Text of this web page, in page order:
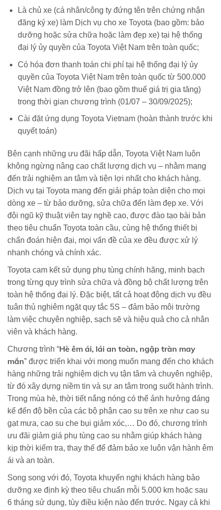
Là chủ xe (cá nhân/công ty đứng tên trên chứng nhận
đăng ký xe) làm Dịch vụ cho xe Toyota (bao gồm: bảo
dưỡng hoặc sửa chữa hoặc làm đẹp xe) tại hệ thống
đại lý ủy quyền của Toyota Việt Nam trên toàn quốc;
Có hóa đơn thanh toán chi phí tại hệ thống đại lý ủy
quyền của Toyota Việt Nam trên toàn quốc từ 500.000
Việt Nam đồng trở lên (bao gồm thuế giá trị gia tăng)
trong thời gian chương trình (01/07 – 30/09/2025);
Cài đặt ứng dụng Toyota Vietnam (hoàn thành trước khi
quyết toán)
Bên cạnh những ưu đãi hấp dẫn, Toyota Việt Nam luôn
không ngừng nâng cao chất lượng dịch vụ – nhằm mang
đến trải nghiệm an tâm và tiện lợi nhất cho khách hàng.
Dịch vụ tại Toyota mang đến giải pháp toàn diện cho mọi
dòng xe – từ bảo dưỡng, sửa chữa đến làm đẹp xe. Với
đội ngũ kỹ thuật viên tay nghề cao, được đào tạo bài bản
theo tiêu chuẩn Toyota toàn cầu, cùng hệ thống thiết bị
chẩn đoán hiện đại, mọi vấn đề của xe đều được xử lý
nhanh chóng và chính xác.
Toyota cam kết sử dụng phụ tùng chính hãng, minh bạch
trong từng quy trình sửa chữa và đồng bộ chất lượng trên
toàn hệ thống đại lý. Đặc biệt, tất cả hoạt động dịch vụ đều
tuân thủ nghiêm ngặt quy tắc 5S – đảm bảo môi trường
làm việc chuyên nghiệp, sạch sẽ và hiệu quả cho cả nhân
viên và khách hàng.
Chương trình “Hè êm ái, lái an toàn, ngập tràn may
mắn” được triển khai với mong muốn mang đến cho khách
hàng những trải nghiệm dịch vụ tận tâm và chuyên nghiệp,
từ đó xây dựng niềm tin và sự an tâm trong suốt hành trình.
Trong mùa hè, thời tiết nắng nóng có thể ảnh hưởng đáng
kể đến độ bền của các bộ phận cao su trên xe như cao su
gạt mưa, cao su che bụi giảm xóc,… Do đó, chương trình
ưu đãi giảm giá phụ tùng cao su nhằm giúp khách hàng
kịp thời kiểm tra, thay thế để đảm bảo xe luôn vận hành êm
ái và an toàn.
Song song với đó, Toyota khuyến nghị khách hàng bảo
dưỡng xe định kỳ theo tiêu chuẩn mỗi 5.000 km hoặc sau
6 tháng sử dụng, tùy điều kiện nào đến trước. Ngay cả khi